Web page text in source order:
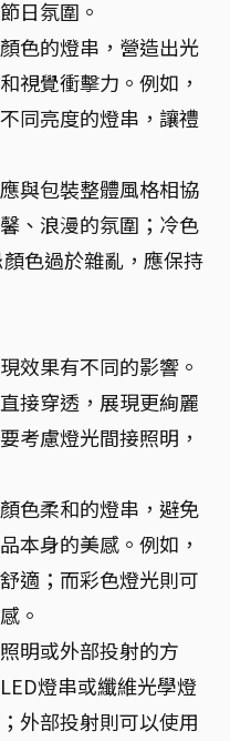
日氛圍。
色的燈串，營造出光
視覺衝擊力。例如，
同亮度的燈串，讓禮
與包裝整體風格相協
、浪漫的氛圍；冷色
色過於雜亂，應保持
效果有不同的影響。
接穿透，展現更絢麗
考慮燈光間接照明，
色柔和的燈串，避免
本身的美感。例如，
適；而彩色燈光則可
。
明或外部投射的方
燈串或纖維光學燈
外部投射則可以使用